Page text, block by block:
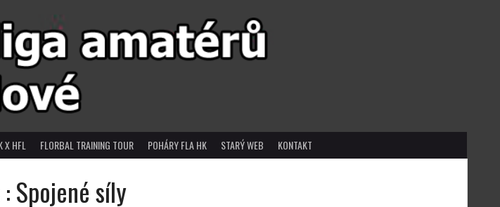
X HFL FLORBAL TRAINING TOUR POHÁRY FLA HK STARÝ WEB KONTAKT
Spojené síly